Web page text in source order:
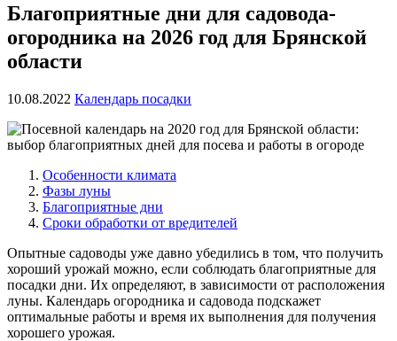
Благоприятные дни для садовода-
огородника на 2026 год для Брянской
области
10.08.2022 Календарь посадки
Особенности климата
Фазы луны
Благоприятные дни
Сроки обработки от вредителей
Опытные садоводы уже давно убедились в том, что получить
хороший урожай можно, если соблюдать благоприятные для
посадки дни. Их определяют, в зависимости от расположения
луны. Календарь огородника и садовода подскажет
оптимальные работы и время их выполнения для получения
хорошего урожая.